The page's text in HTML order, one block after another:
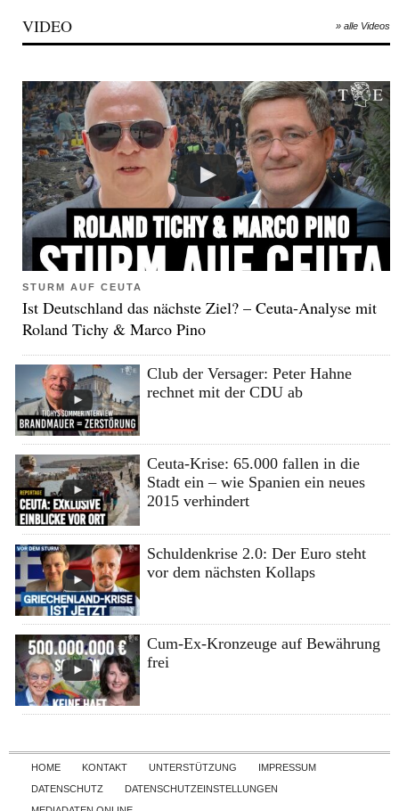
VIDEO » alle Videos
STURM AUF CEUTA
Ist Deutschland das nächste Ziel? – Ceuta-Analyse mit
Roland Tichy & Marco Pino
Club der Versager: Peter Hahne
rechnet mit der CDU ab
Ceuta-Krise: 65.000 fallen in die
Stadt ein – wie Spanien ein neues
2015 verhindert
Schuldenkrise 2.0: Der Euro steht
vor dem nächsten Kollaps
Cum-Ex-Kronzeuge auf Bewährung
frei
Skip to content
HOME KONTAKT UNTERSTÜTZUNG
IMPRESSUM
DATENSCHUTZ
DATENSCHUTZEINSTELLUNGEN